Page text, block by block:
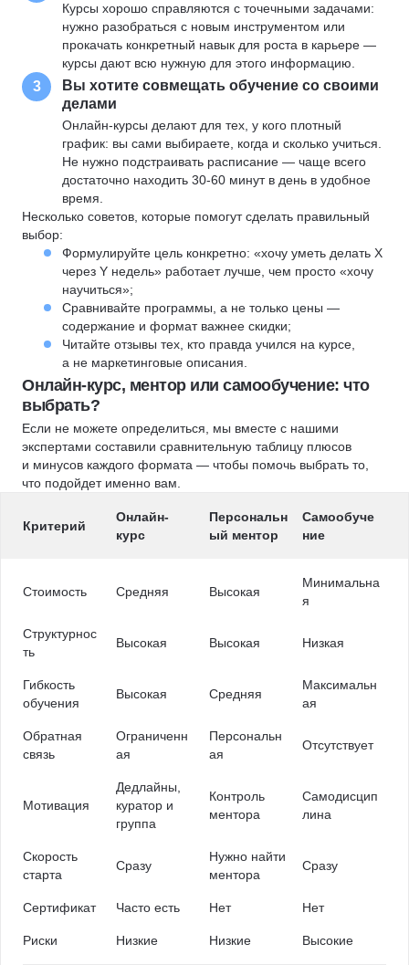
Курсы хорошо справляются с точечными задачами:
нужно разобраться с новым инструментом или
прокачать конкретный навык для роста в карьере —
курсы дают всю нужную для этого информацию.
3
Вы хотите совмещать обучение со своими
делами
Онлайн-курсы делают для тех, у кого плотный
график: вы сами выбираете, когда и сколько учиться.
Не нужно подстраивать расписание — чаще всего
достаточно находить 30-60 минут в день в удобное
время.
Несколько советов, которые помогут сделать правильный
выбор:
Формулируйте цель конкретно: «хочу уметь делать X
через Y недель» работает лучше, чем просто «хочу
научиться»;
Сравнивайте программы, а не только цены —
содержание и формат важнее скидки;
Читайте отзывы тех, кто правда учился на курсе,
а не маркетинговые описания.
Онлайн-курс, ментор или самообучение: что
выбрать?
Если не можете определиться, мы вместе с нашими
экспертами составили сравнительную таблицу плюсов
и минусов каждого формата — чтобы помочь выбрать то,
что подойдет именно вам.
Критерий
Онлайн-
курс
Персональн
ый ментор
Самообуче
ние
Стоимость Средняя Высокая
Минимальна
я
Структурнос
ть
Высокая Высокая Низкая
Гибкость
обучения
Высокая Средняя
Максимальн
ая
Обратная
связь
Ограниченн
ая
Персональн
ая
Отсутствует
Мотивация
Дедлайны,
куратор и
группа
Контроль
ментора
Самодисцип
лина
Скорость
старта
Сразу
Нужно найти
ментора
Сразу
Сертификат Часто есть Нет Нет
Риски Низкие Низкие Высокие